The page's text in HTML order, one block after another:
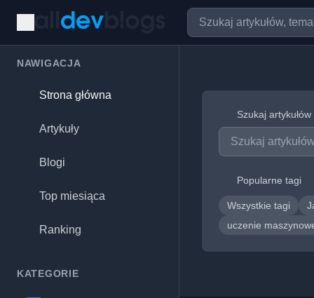
NAWIGACJA
Strona główna
Artykuły
Blogi
Top miesiąca
Ranking
KATEGORIE
Szukaj artykułów
Popularne tagi
Wszystkie tagi
uczenie